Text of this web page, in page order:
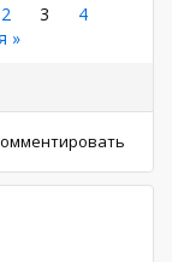
Страница
2
Текущая
3 Страница
4
»